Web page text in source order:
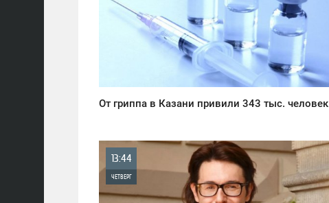
От гриппа в Казани привили 343 тыс. человек
13:44
ЧЕТВЕРГ